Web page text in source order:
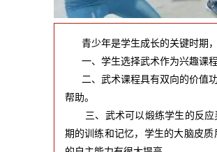
青少年是学生成长的关键时期
一、学生选择武术作为兴趣课程
二、武术课程具有双向的价值功
帮助。
三、武术可以煅练学生的反应
期的训练和记忆，学生的大脑皮